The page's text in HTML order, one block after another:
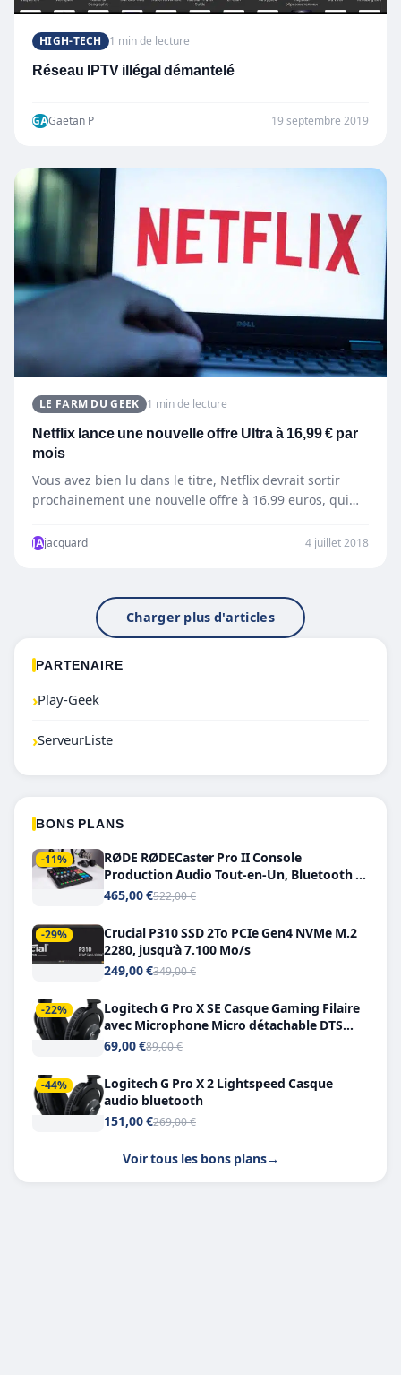
HIGH-TECH 1 min de lecture
Réseau IPTV illégal démantelé
GAGaëtan P 19 septembre 2019
LE FARM DU GEEK 1 min de lecture
Netflix lance une nouvelle offre Ultra à 16,99 € par
mois
Vous avez bien lu dans le titre, Netflix devrait sortir
prochainement une nouvelle offre à 16.99 euros, qui…
JAjacquard 4 juillet 2018
Charger plus d'articles
PARTENAIRE
›Play-Geek
›ServeurListe
BONS PLANS
-11%
RØDE RØDECaster Pro II Console
Production Audio Tout-en-Un, Bluetooth et
Double USB-C
465,00 €522,00 €
-29%
Crucial P310 SSD 2To PCIe Gen4 NVMe M.2
2280, jusqu’à 7.100 Mo/s
249,00 €349,00 €
-22%
Logitech G Pro X SE Casque Gaming Filaire
avec Microphone Micro détachable DTS
Headphone X 7.1
69,00 €89,00 €
-44%
Logitech G Pro X 2 Lightspeed Casque
audio bluetooth
151,00 €269,00 €
Voir tous les bons plans→